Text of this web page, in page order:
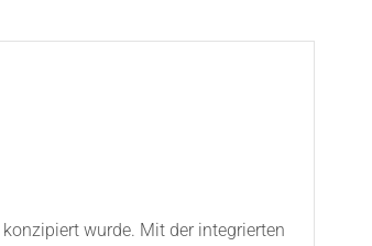
wurde. Mit der integrierten